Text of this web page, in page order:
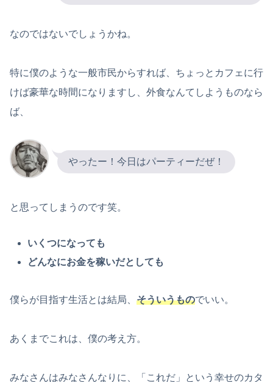
なのではないでしょうかね。
特に僕のような一般市民からすれば、ちょっとカフェに行
けば豪華な時間になりますし、外食なんてしようものなら
ば、
やったー！今日はパーティーだぜ！
と思ってしまうのです笑。
いくつになっても
どんなにお金を稼いだとしても
僕らが目指す生活とは結局、 そういうものでいい。
あくまでこれは、僕の考え方。
みなさんはみなさんなりに、「これだ」という幸せのカタ